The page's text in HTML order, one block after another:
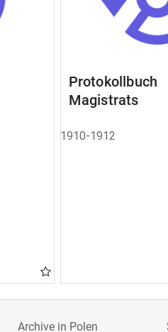
Magistrats
1910-1912
Archive in Polen